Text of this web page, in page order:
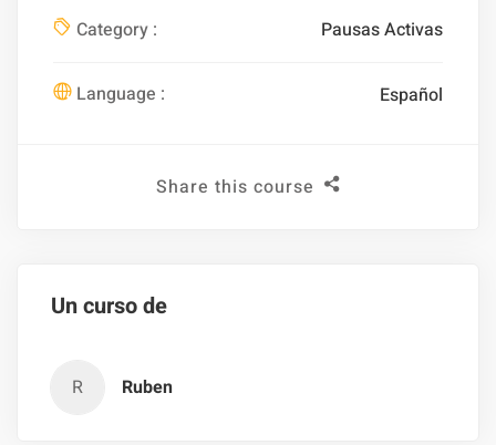
Category : Pausas Activas
Language : Español
Share this course
Un curso de
R Ruben